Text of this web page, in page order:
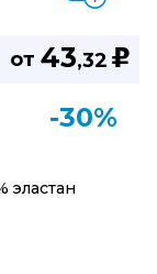
от 43,32 u
-30%
эластан